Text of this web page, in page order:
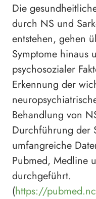
Die
durch NS und
entstehen, gehen
Symptome hinaus
psychosozialer
Erkennung der
Behandlung von
Durchführung der
umfangreiche
Pubmed, Medline
durchgeführt.
(https://